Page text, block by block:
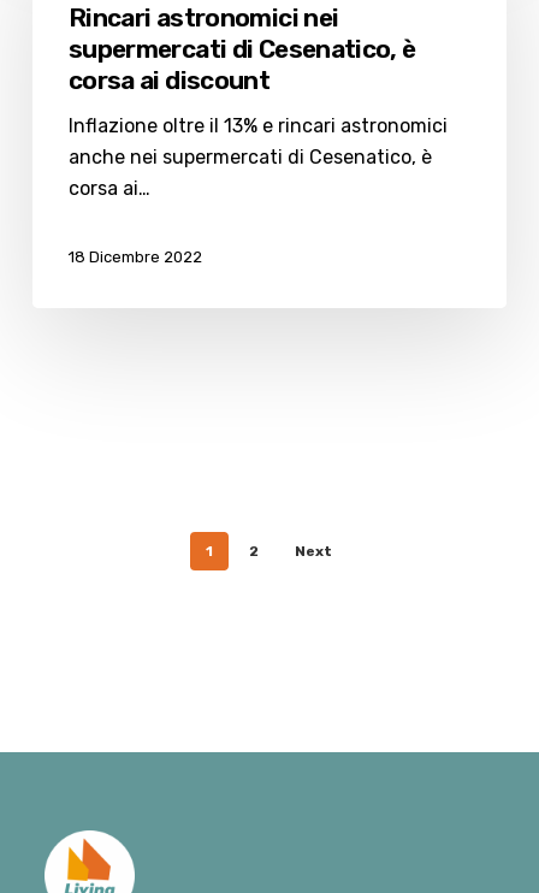
supermercati
Cesenatico,
corsa
Rincari astronomici nei
supermercati di Cesenatico, è
corsa ai discount
Inflazione oltre il 13% e rincari astronomici
anche nei supermercati di Cesenatico, è
corsa ai…
18 Dicembre 2022
1 2 Next